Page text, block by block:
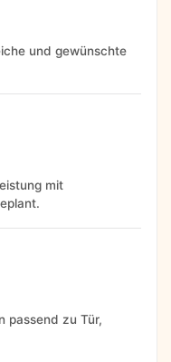
und gewünschte
mit
passend zu Tür,